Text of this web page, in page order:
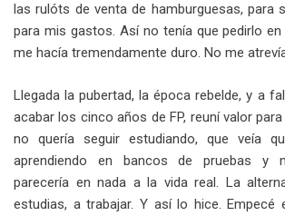
las rulóts de venta de hamburguesas, para
para mis gastos. Así no tenía que pedirlo
me hacía tremendamente duro. No me
Llegada la pubertad, la época rebelde, y a
acabar los cinco años de FP, reuní valor
no quería seguir estudiando, que veía
aprendiendo en bancos de pruebas y
parecería en nada a la vida real. La
estudias, a trabajar. Y así lo hice. Empecé